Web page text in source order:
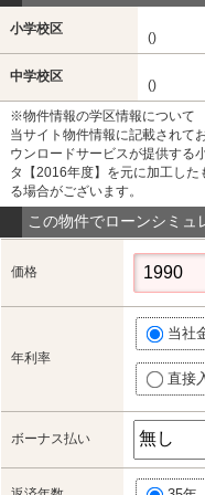
小学校区
()
中学校区
()
※物件情報の学区情報について
当サイト物件情報に記載されて
ウンロードサービスが提供する
タ【2016年度】を元に加工し
る場合がございます。
この物件でローンシミュ
価格
年利率
当社
直接
ボーナス払い